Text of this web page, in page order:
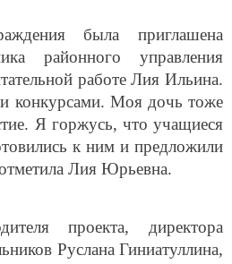
была приглашена
районного управления
работе Лия Ильина.
конкурсами. Моя дочь тоже
Я горжусь, что учащиеся
к ним и предложили
Лия Юрьевна.
проекта, директора
Руслана Гиниатуллина,